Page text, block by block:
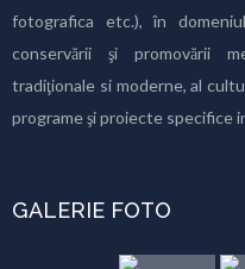
fotografica etc.), în
conservării şi promovării
tradiţionale si moderne, al
programe şi proiecte specifice
GALERIE FOTO